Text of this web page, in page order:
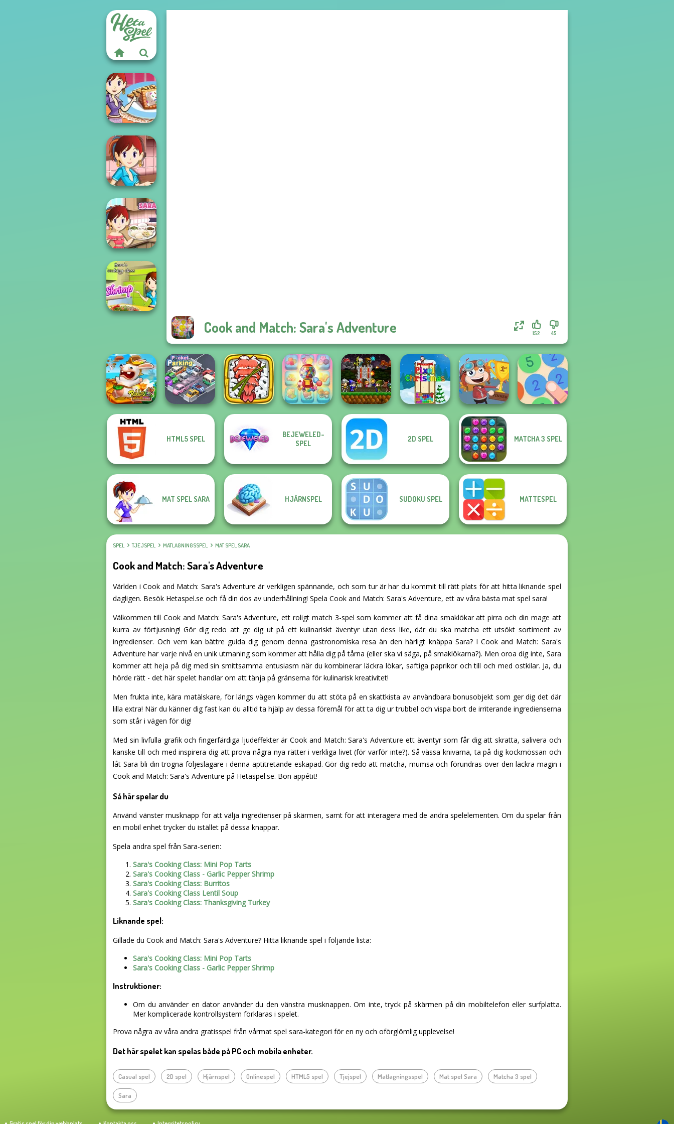
Cook and Match: Sara's Adventure 45
152
Sara's Cooking
Class: Mini Pop...
Sara's Cooking
Class Lentil So...
Sara's Cooking
Class: Burritos
Class - Garlic...
Rabbids Volcano
Panic
Giant Sushi:
Merge Master
Game
Candy Shop
Merge
Mini Guardians
Castle Defense
Poptropica
HTML5 SPEL
BEJEWELED-
SPEL
2D SPEL MATCHA 3 SPEL
MAT SPEL SARA HJÄRNSPEL SUDOKU SPEL MATTESPEL
SPEL TJEJSPEL MATLAGNINGSSPEL MAT SPEL SARA
Cook and Match: Sara's Adventure
Världen i Cook and Match: Sara's Adventure är verkligen spännande, och som tur är har du kommit till rätt plats för att hitta liknande spel
dagligen. Besök Hetaspel.se och få din dos av underhållning! Spela Cook and Match: Sara's Adventure, ett av våra bästa mat spel sara!
Välkommen till Cook and Match: Sara's Adventure, ett roligt match 3-spel som kommer att få dina smaklökar att pirra och din mage att
kurra av förtjusning! Gör dig redo att ge dig ut på ett kulinariskt äventyr utan dess like, där du ska matcha ett utsökt sortiment av
ingredienser. Och vem kan bättre guida dig genom denna gastronomiska resa än den härligt knäppa Sara? I Cook and Match: Sara's
Adventure har varje nivå en unik utmaning som kommer att hålla dig på tårna (eller ska vi säga, på smaklökarna?). Men oroa dig inte, Sara
kommer att heja på dig med sin smittsamma entusiasm när du kombinerar läckra lökar, saftiga paprikor och till och med ostkilar. Ja, du
hörde rätt - det här spelet handlar om att tänja på gränserna för kulinarisk kreativitet!
Men frukta inte, kära matälskare, för längs vägen kommer du att stöta på en skattkista av användbara bonusobjekt som ger dig det där
lilla extra! När du känner dig fast kan du alltid ta hjälp av dessa föremål för att ta dig ur trubbel och vispa bort de irriterande ingredienserna
som står i vägen för dig!
Med sin livfulla grafik och fingerfärdiga ljudeffekter är Cook and Match: Sara's Adventure ett äventyr som får dig att skratta, salivera och
kanske till och med inspirera dig att prova några nya rätter i verkliga livet (för varför inte?). Så vässa knivarna, ta på dig kockmössan och
låt Sara bli din trogna följeslagare i denna aptitretande eskapad. Gör dig redo att matcha, mumsa och förundras över den läckra magin i
Cook and Match: Sara's Adventure på Hetaspel.se. Bon appétit!
Så här spelar du
Använd vänster musknapp för att välja ingredienser på skärmen, samt för att interagera med de andra spelelementen. Om du spelar från
en mobil enhet trycker du istället på dessa knappar.
Spela andra spel från Sara-serien:
Sara's Cooking Class: Mini Pop Tarts
Sara's Cooking Class - Garlic Pepper Shrimp
Sara's Cooking Class: Burritos
Sara's Cooking Class Lentil Soup
Sara's Cooking Class: Thanksgiving Turkey
Liknande spel:
Gillade du Cook and Match: Sara's Adventure? Hitta liknande spel i följande lista:
Sara's Cooking Class: Mini Pop Tarts
Sara's Cooking Class - Garlic Pepper Shrimp
Instruktioner:
Om du använder en dator använder du den vänstra musknappen. Om inte, tryck på skärmen på din mobiltelefon eller surfplatta.
Mer komplicerade kontrollsystem förklaras i spelet.
Prova några av våra andra gratisspel från vårmat spel sara-kategori för en ny och oförglömlig upplevelse!
Det här spelet kan spelas både på PC och mobila enheter.
Casual spel 2D spel Hjärnspel Onlinespel HTML5 spel Tjejspel Matlagningsspel Mat spel Sara Matcha 3 spel
Sara